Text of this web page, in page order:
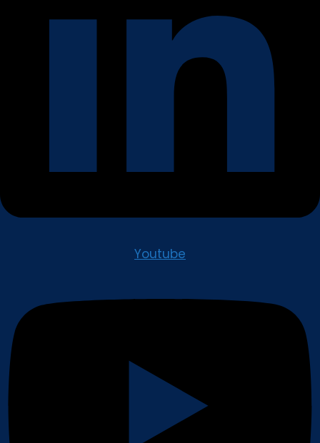
Youtube